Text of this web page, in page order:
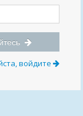
войдите